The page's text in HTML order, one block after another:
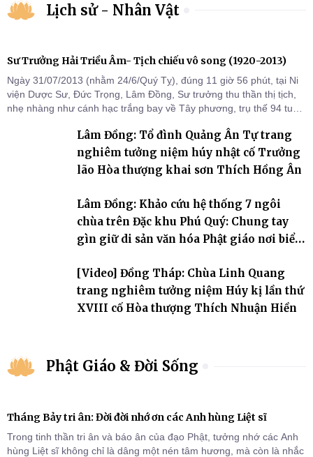
Lịch sử - Nhân Vật
Sư Trưởng Hải Triều Âm- Tịch chiếu vô song (1920-2013)
Ngày 31/07/2013 (nhằm 24/6/Quý Tỵ), đúng 11 giờ 56 phút, tại Ni
viện Dược Sư, Đức Trọng, Lâm Đồng, Sư trưởng thu thần thị tịch,
nhẹ nhàng như cánh hạc trắng bay về Tây phương, trụ thế 94 tuổi
Lâm Đồng: Tổ đình Quảng Ân Tự trang
nghiêm tưởng niệm húy nhật cố Trưởng
lão Hòa thượng khai sơn Thích Hồng Ân
Lâm Đồng: Khảo cứu hệ thống 7 ngôi
chùa trên Đặc khu Phú Quý: Chung tay
gìn giữ di sản văn hóa Phật giáo nơi biển
[Video] Đồng Tháp: Chùa Linh Quang
trang nghiêm tưởng niệm Húy kị lần thứ
XVIII cố Hòa thượng Thích Nhuận Hiền
Phật Giáo & Đời Sống
Tháng Bảy tri ân: Đời đời nhớ ơn các Anh hùng Liệt sĩ
Trong tinh thần tri ân và báo ân của đạo Phật, tưởng nhớ các Anh
hùng Liệt sĩ không chỉ là dâng một nén tâm hương, mà còn là nhắc